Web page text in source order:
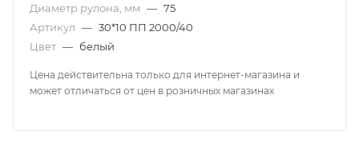
Диаметр рулона, мм — 75
Артикул — 30*10 ПП 2000/40
Цвет — белый
Цена действительна только для интернет-магазина и
может отличаться от цен в розничных магазинах